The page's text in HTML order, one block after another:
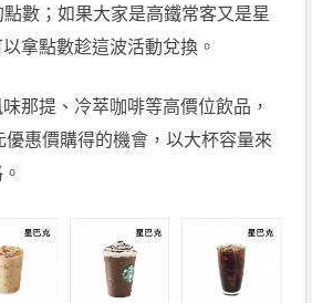
數；如果大家是高鐵常客又是星
拿點數趁這波活動兌換。
那提、冷萃咖啡等高價位飲品，
優惠價購得的機會，以大杯容量來